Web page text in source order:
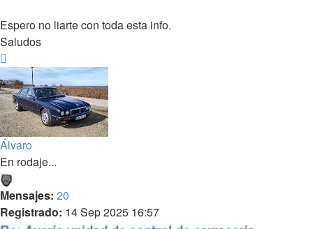
Espero no liarte con toda esta info.
Saludos
Álvaro
En rodaje...
Mensajes: 20
Registrado: 14 Sep 2025 16:57